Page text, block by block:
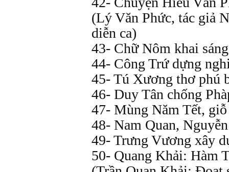
(Lý Văn Phức, tác giả
diễn ca)
43- Chữ Nôm khai
44- Công Trứ dựng
45- Tú Xương thơ phú
46- Duy Tân chống
47- Mùng Năm Tết,
48- Nam Quan,
49- Trưng Vương xây
50- Quang Khải: Hàm